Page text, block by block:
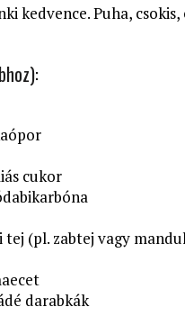
kedvence. Puha,
cukor
tej (pl. zabtej vagy
darabkák